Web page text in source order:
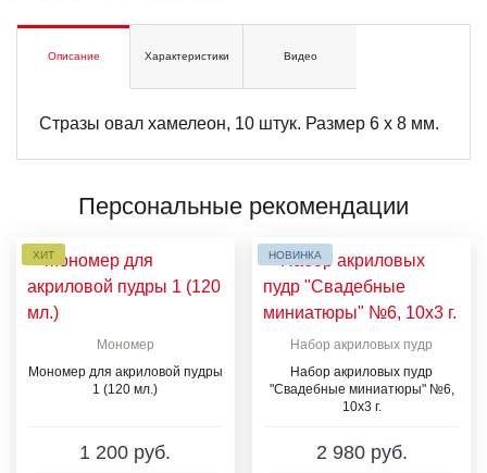
Описание Характеристики Видео
Стразы овал хамелеон, 10 штук. Размер 6 х 8 мм.
Персональные рекомендации
ХИТ
Мономер
Мономер для акриловой пудры
1 (120 мл.)
1 200 руб.
НОВИНКА
Набор акриловых пудр
Набор акриловых пудр
"Свадебные миниатюры" №6,
10х3 г.
2 980 руб.